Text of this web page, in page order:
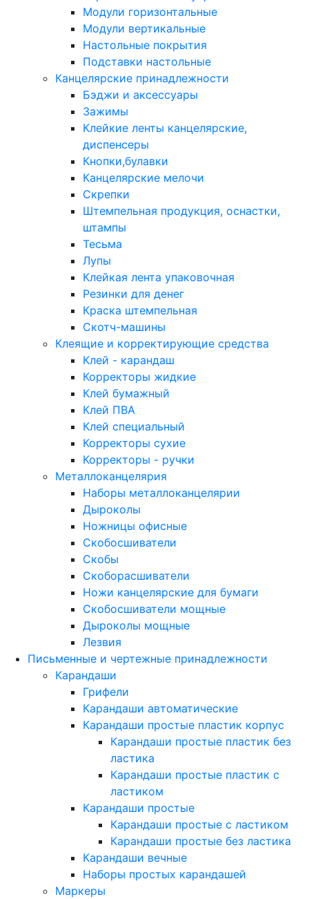
Модули горизонтальные
Модули вертикальные
Настольные покрытия
Подставки настольные
Канцелярские принадлежности
Бэджи и аксессуары
Зажимы
Клейкие ленты канцелярские,
диспенсеры
Кнопки,булавки
Канцелярские мелочи
Скрепки
Штемпельная продукция, оснастки,
штампы
Тесьма
Лупы
Клейкая лента упаковочная
Резинки для денег
Краска штемпельная
Скотч-машины
Клеящие и корректирующие средства
Клей - карандаш
Корректоры жидкие
Клей бумажный
Клей ПВА
Клей специальный
Корректоры сухие
Корректоры - ручки
Металлоканцелярия
Наборы металлоканцелярии
Дыроколы
Ножницы офисные
Скобосшиватели
Скобы
Скоборасшиватели
Ножи канцелярские для бумаги
Скобосшиватели мощные
Дыроколы мощные
Лезвия
Письменные и чертежные принадлежности
Карандаши
Грифели
Карандаши автоматические
Карандаши простые пластик корпус
Карандаши простые пластик без
ластика
Карандаши простые пластик с
ластиком
Карандаши простые
Карандаши простые с ластиком
Карандаши простые без ластика
Карандаши вечные
Наборы простых карандашей
Маркеры